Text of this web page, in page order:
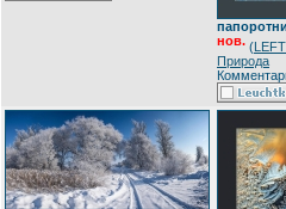
нов. (
Природа